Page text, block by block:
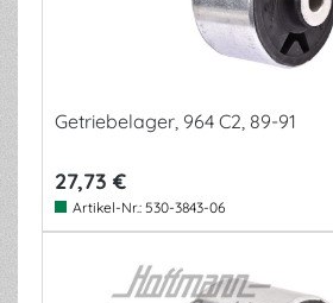
Getriebelager, 964 C2, 89-91
27,73 €
Artikel-Nr.: 530-3843-06